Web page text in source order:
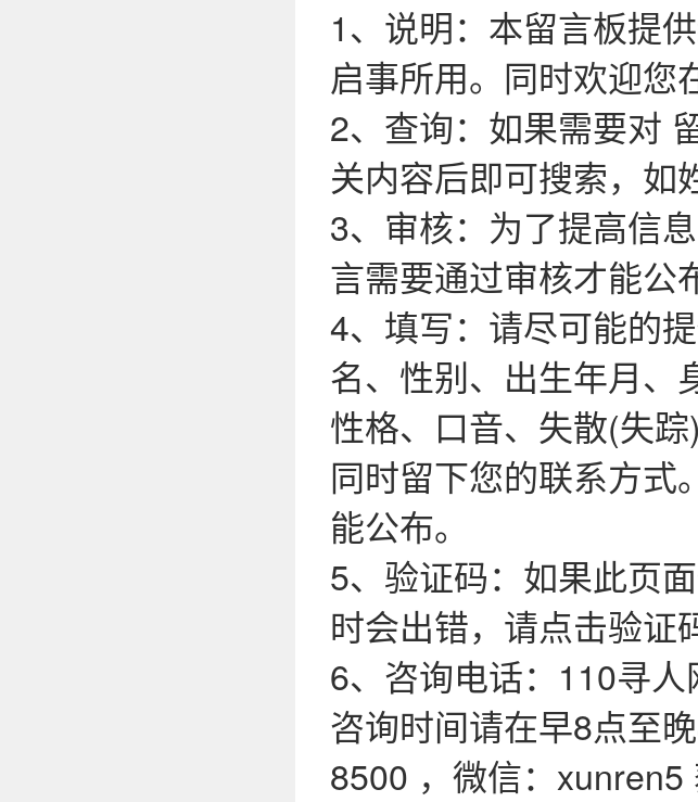
1、说明：本留言板提
启事所用。同时欢迎您
2、查询：如果需要对
关内容后即可搜索，如
3、审核：为了提高信
言需要通过审核才能公
4、填写：请尽可能的
名、性别、出生年月、
性格、口音、失散(失踪
同时留下您的联系方式
能公布。
5、验证码：如果此页
时会出错，请点击验证
6、咨询电话：110寻
咨询时间请在早8点至
8500 ，微信：xunren5